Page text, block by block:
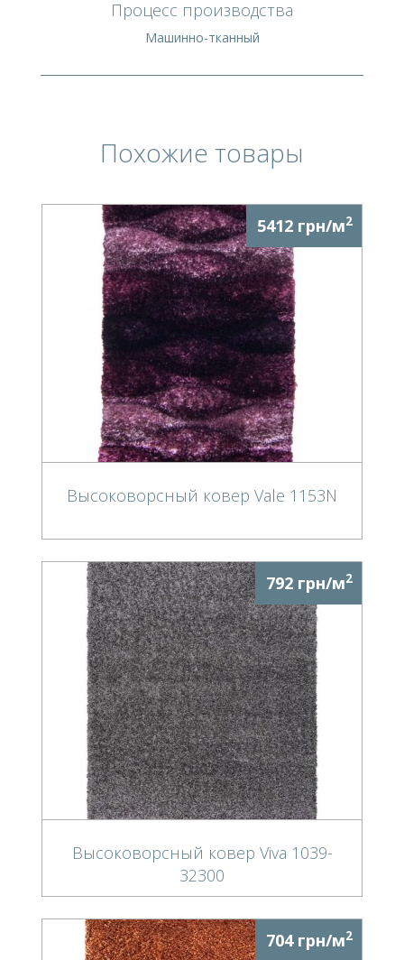
Процесс производства
Машинно-тканный
Похожие товары
5412 грн/м2
Высоковорсный ковер Vale 1153N
792 грн/м2
Высоковорсный ковер Viva 1039-
32300
704 грн/м2